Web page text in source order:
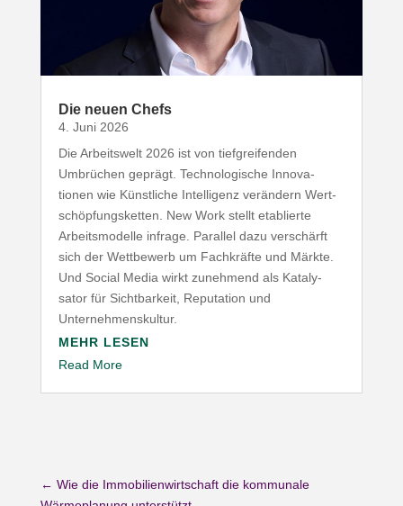
Die neuen Chefs
4. Juni 2026
Die Arbeitswelt 2026 ist von tief­grei­fenden
Umbrüchen geprägt. Tech­no­lo­gische Inno­va­
tionen wie Künst­liche Intel­ligenz verändern Wert­
schöp­fungs­ketten. New Work stellt etablierte
Arbeits­mo­delle infrage. Parallel dazu verschärft
sich der Wett­bewerb um Fach­kräfte und Märkte.
Und Social Media wirkt zunehmend als Kata­ly­
sator für Sicht­barkeit, Repu­tation und
Unternehmenskultur.
MEHR LESEN
Read More
← Wie die Immobilienwirtschaft die kommunale